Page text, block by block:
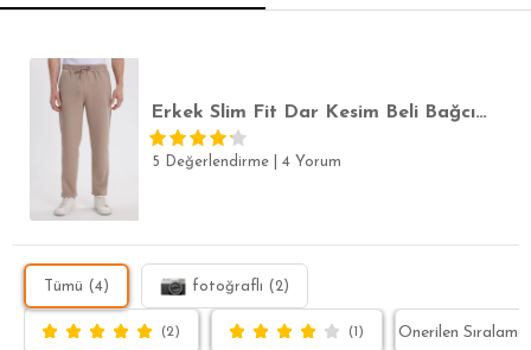
Erkek Slim Fit Dar Kesim Beli Bağcıklı 3 Cepli Geniş Paça Koyu Vizon Eşofman Altı
5 Değerlendirme 4 Yorum
Tümü (4) fotoğraflı (2)
(2) (1)